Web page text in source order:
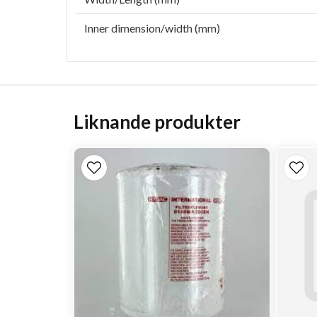
Inner dimension/width (mm)
Liknande produkter